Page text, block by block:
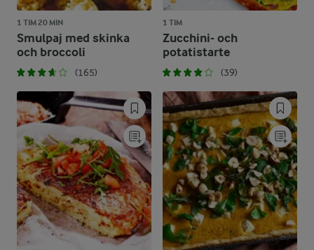
1 TIM 20 MIN
Smulpaj med skinka
och broccoli
(165)
1 TIM
Zucchini- och
potatistarte
(39)